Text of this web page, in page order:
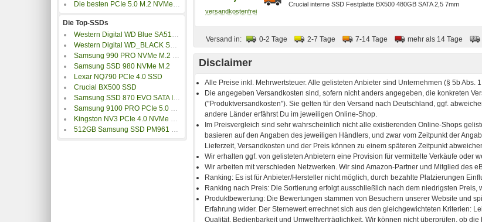
Die besten PCIe 5.0 M.2 NVMe SSDs
Die Top-SSDs
Western Digital WD Blue SA510 SATA SSD M.2 2280
Western Digital WD_BLACK SN7100 NVMe SSD
Samsung 990 PRO NVMe M.2 SSD
Samsung SSD 980 NVMe M.2
Lexar NQ790 PCIe 4.0 SSD
Crucial BX500 SSD
Samsung SSD 870 EVO SATA III 2.5 Zoll
Samsung 9100 PRO PCIe 5.0 NVMe M.2 SSD
Kingston NV3 PCIe 4.0 NVMe SSD
512GB Samsung SSD PM961 M.2
Crucial interne SSD Festplatte BX500 480GB SATA 2,5 7mm
Versand in: 0-2 Tage 2-7 Tage 7-14 Tage mehr als 14 Tage
Disclaimer